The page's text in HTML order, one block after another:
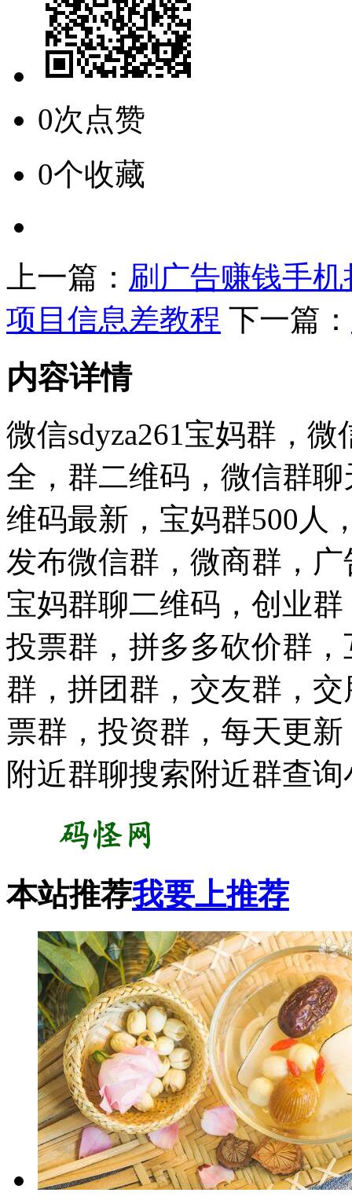
0次点赞
0个收藏
上一篇： 刷广告赚钱手
项目信息差教程 下一篇：
内容详情
微信sdyza261宝妈群，
全，群二维码，微信群
维码最新，宝妈群500人
发布微信群，微商群，
宝妈群聊二维码，创业
投票群，拼多多砍价群
群，拼团群，交友群，
票群，投资群，每天更
附近群聊搜索附近群查
本站推荐我要上推荐